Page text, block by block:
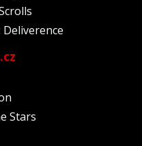
Deliverence
Stars